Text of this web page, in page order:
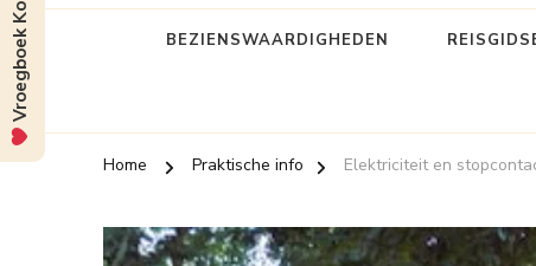
BEZIENSWAARDIGHEDEN
Home Praktische info Elektriciteit en
Vroegboek Korting